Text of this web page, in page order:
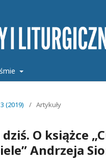
(2019) / Artykuły
dziś. O książce
Andrzeja